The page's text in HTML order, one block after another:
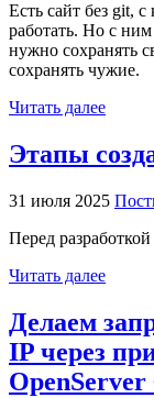
Есть сайт без git,
работать. Но с
нужно сохранять
сохранять чужие.
Читать далее
Этапы
31 июля 2025
Перед
Читать далее
Делаем
IP через